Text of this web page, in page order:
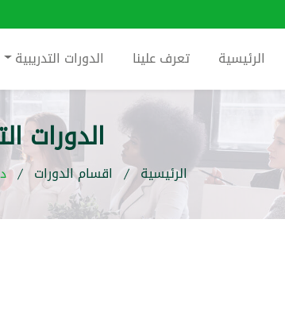
الرئيسية
تعرف علينا الدورات التدريبية
الدورات
الرئيسية اقسام الدورات